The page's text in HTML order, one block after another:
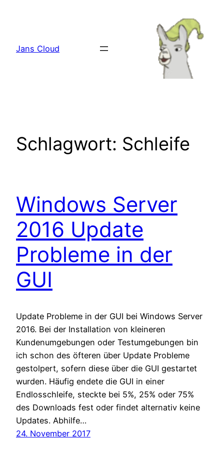
Jans Cloud
Schlagwort: Schleife
Windows Server
2016 Update
Probleme in der
GUI
Update Probleme in der GUI bei Windows Server
2016. Bei der Installation von kleineren
Kundenumgebungen oder Testumgebungen bin
ich schon des öfteren über Update Probleme
gestolpert, sofern diese über die GUI gestartet
wurden. Häufig endete die GUI in einer
Endlosschleife, steckte bei 5%, 25% oder 75%
des Downloads fest oder findet alternativ keine
Updates. Abhilfe…
24. November 2017